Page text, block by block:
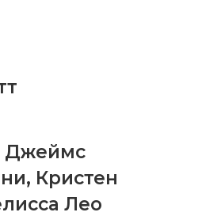
Джеймс
, Кристен
Лео